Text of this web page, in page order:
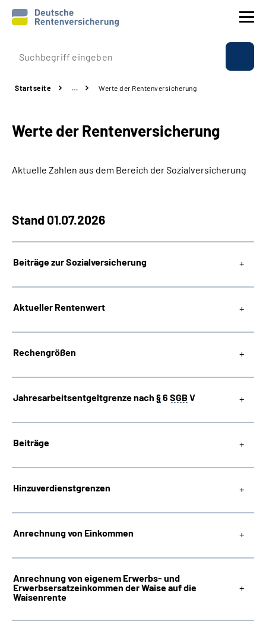
Prävention
Rente
Beratung & Kontakt
Online-Services
Inhalte in Gebärdensprache (DGS)
Startseite … Werte der Rentenversicherung
Werte der Rentenversicherung
Aktuelle Zahlen aus dem Bereich der Sozialversicherung
Stand 01.07.2026
Beiträge zur Sozialversicherung
Aktueller Rentenwert
Rechengrößen
Jahresarbeitsentgeltgrenze nach §6 SGB V
Beiträge
Hinzuverdienstgrenzen
Anrechnung von Einkommen
Anrechnung von eigenem Erwerbs- und
Erwerbsersatzeinkommen der Waise auf die
Waisenrente